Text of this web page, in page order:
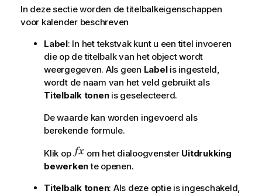
In deze sectie worden de titelbalkeigenschappen
voor kalender beschreven
Label: In het tekstvak kunt u een titel invoeren
die op de titelbalk van het object wordt
weergegeven. Als geen Labelis ingesteld,
wordt de naam van het veld gebruikt als
Titelbalk tonenis geselecteerd.
De waarde kan worden ingevoerd als
berekende formule.
Klik op om het dialoogvenster Uitdrukking
bewerkente openen.
Titelbalk tonen: Als deze optie is ingeschakeld,